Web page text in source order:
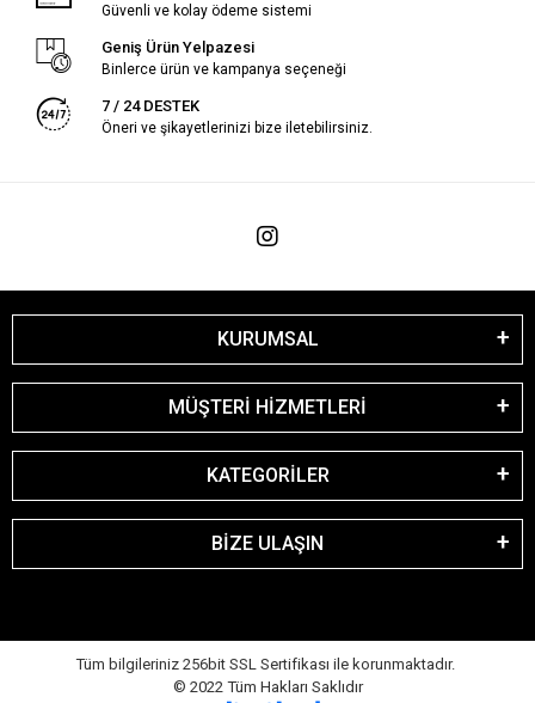
Güvenli ve kolay ödeme sistemi
Geniş Ürün Yelpazesi
Binlerce ürün ve kampanya seçeneği
7 / 24 DESTEK
Öneri ve şikayetlerinizi bize iletebilirsiniz.
KURUMSAL
MÜŞTERİ HİZMETLERİ
KATEGORİLER
BİZE ULAŞIN
Tüm bilgileriniz 256bit SSL Sertifikası ile korunmaktadır.
© 2022 Tüm Hakları Saklıdır